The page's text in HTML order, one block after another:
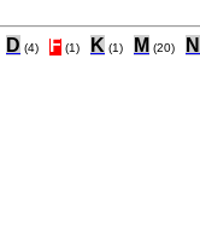
D (4) F (1) K (1) M (20) N